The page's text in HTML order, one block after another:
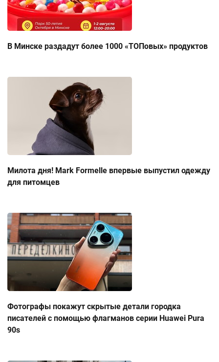
В Минске раздадут более 1000 «ТОПовых» продуктов
Милота дня! Mark Formelle впервые выпустил одежду
для питомцев
Фотографы покажут скрытые детали городка
писателей с помощью флагманов серии Huawei Pura
90s